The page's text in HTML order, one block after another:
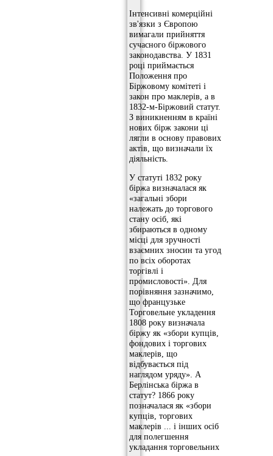
Інтенсивні комерційні
зв'язки з Європою
вимагали прийняття
сучасного біржового
законодавства. У 1831
році приймається
Положення про
Біржовому комітеті і
закон про маклерів, а в
1832-м-Біржовий статут.
З виникненням в країні
нових бірж закони ці
лягли в основу правових
актів, що визначали їх
діяльність.
У статуті 1832 року
біржа визначалася як
«загальні збори
належать до торгового
стану осіб, які
збираються в одному
місці для зручності
взаємних зносин та угод
по всіх оборотах
торгівлі і
промисловості». Для
порівняння зазначимо,
що французьке
Торговельне укладення
1808 року визначала
біржу як «збори купців,
фондових і торгових
маклерів, що
відбувається під
наглядом уряду». А
Берлінська біржа в
статут? 1866 року
позначалася як «збори
купців, торгових
маклерів ... і інших осіб
для полегшення
укладання торговельних